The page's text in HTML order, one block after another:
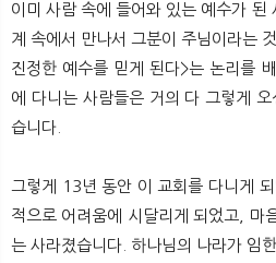
이미 사람 속에 들어와 있는 예수가 된
계 속에서 만나서 그분이 주님이라는
진정한 예수를 믿게 된다>는 논리를
에 다니는 사람들은 거의 다 그렇게
습니다.
그렇게 13년 동안 이 교회를 다니게
적으로 어려움에 시달리게 되었고, 마
는 사라졌습니다. 하나님의 나라가 임